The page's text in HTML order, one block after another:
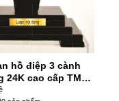
hồ điệp 3 cành
24K cao cấp TMV-